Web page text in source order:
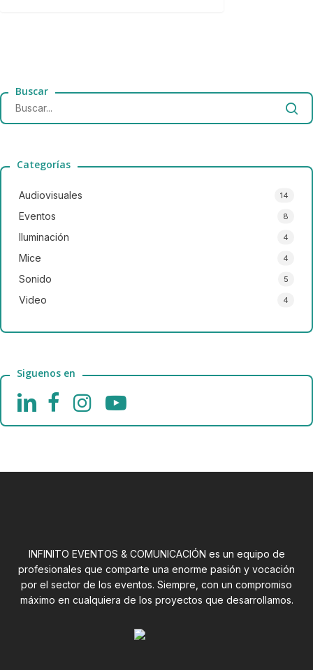
Categorías
Audiovisuales 14
Eventos 8
Iluminación 4
Mice 4
Sonido 5
Video 4
Siguenos en
INFINITO EVENTOS & COMUNICACIÓN es un equipo de
profesionales que comparte una enorme pasión y vocación
por el sector de los eventos. Siempre, con un compromiso
máximo en cualquiera de los proyectos que desarrollamos.